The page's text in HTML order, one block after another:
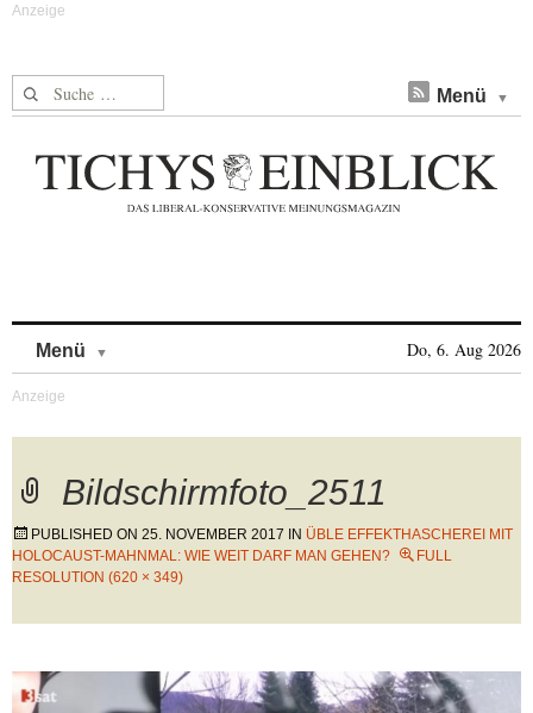
Suche nach: Menü
Menü Do, 6. Aug 2026
Bildschirmfoto_2511
PUBLISHED ON 25. NOVEMBER 2017 IN ÜBLE EFFEKTHASCHEREI MIT
HOLOCAUST-MAHNMAL: WIE WEIT DARF MAN GEHEN?
FULL
RESOLUTION (620 × 349)